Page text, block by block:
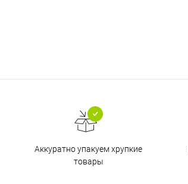
Аккуратно упакуем хрупкие
товары